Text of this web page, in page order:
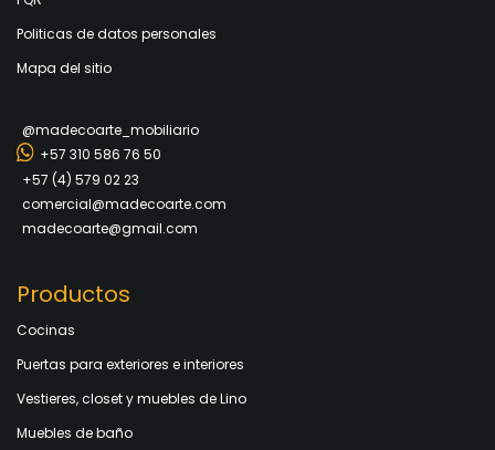
Politicas de datos personales
Mapa del sitio
@madecoarte_mobiliario
+57 310 586 76 50
+57 (4) 579 02 23
comercial@madecoarte.com
madecoarte@gmail.com
Productos
Cocinas
Puertas para exteriores e interiores
Vestieres, closet y muebles de Lino
Muebles de baño